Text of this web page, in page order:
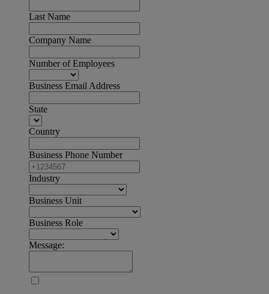
Last Name
Company Name
Number of Employees
Business Email Address
State
Country
Business Phone Number
Industry
Business Unit
Business Role
Message: